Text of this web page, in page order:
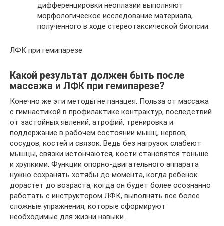
дифференцировки неоплазии выполняют
морфологическое исследование материала,
полученного в ходе стереотаксической биопсии.
ЛФК при гемипарезе
Какой результат должен быть после
массажа и ЛФК при гемипарезе?
Конечно же эти методы не панацея. Польза от массажа
с гимнастикой в профилактике контрактур, последствий
от застойных явлений, атрофий, тренировка и
поддержание в рабочем состоянии мышц, нервов,
сосудов, костей и связок. Ведь без нагрузок слабеют
мышцы, связки истончаются, кости становятся тоньше
и хрупкими. Функции опорно-двигательного аппарата
нужно сохранять хотябы до момента, когда ребенок
дорастет до возраста, когда он будет более осознанно
работать с инструктором ЛФК, выполнять все более
сложные упражнения, которые сформируют
необходимые для жизни навыки.